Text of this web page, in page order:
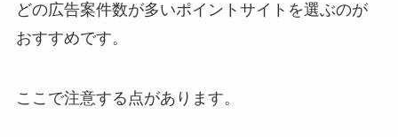
どの広告案件数が多いポイントサイトを選ぶのが
おすすめです。
ここで注意する点があります。